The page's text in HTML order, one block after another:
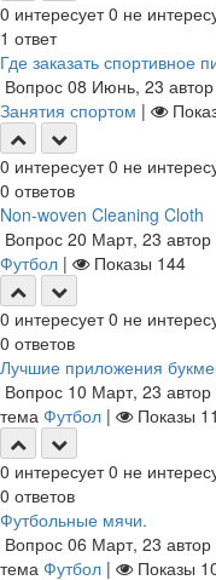
0 интересует 0 не
1 ответ
Где заказать спортивное
Вопрос 08 Июнь, 23 автор
Занятия спортом |
0 интересует 0 не
0 ответов
Non-woven Cleaning Cloth
Вопрос 20 Март, 23 автор
Футбол | Показы 144
0 интересует 0 не
0 ответов
Лучшие приложения
Вопрос 10 Март, 23 автор
тема Футбол | Показы
0 интересует 0 не
0 ответов
Футбольные мячи.
Вопрос 06 Март, 23 автор
тема Футбол | Показы